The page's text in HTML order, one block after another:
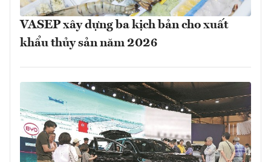
VASEP xây dựng ba kịch bản cho xuất
khẩu thủy sản năm 2026